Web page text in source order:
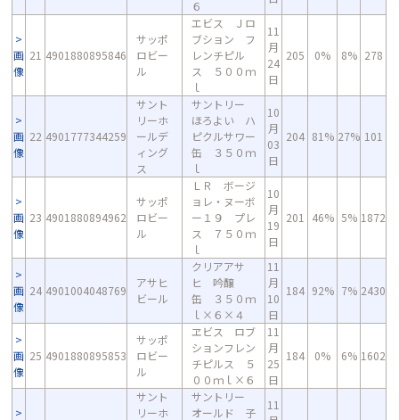
６
画
像
21 4901880895846
サッポ
ロビー
ル
エビス Ｊロ
ブション フ
レンチピル
ス ５００ｍ
ｌ
11
月
24
日
205 0% 8% 278
画
像
22 4901777344259
サント
リーホ
ールデ
ィング
ス
サントリー
ほろよい ハ
ピクルサワー
缶 ３５０ｍ
ｌ
10
月
03
日
204 81% 27% 101
画
像
23 4901880894962
サッポ
ロビー
ル
ＬＲ ボージ
ョレ・ヌーボ
ー１９ プレ
ス ７５０ｍ
ｌ
10
月
19
日
201 46% 5% 1872
画
像
24 4901004048769
アサヒ
ビール
クリアアサ
ヒ 吟醸
缶 ３５０ｍ
ｌ×６×４
11
月
10
日
184 92% 7% 2430
画
像
25 4901880895853
サッポ
ロビー
ル
ヱビス ロブ
ションフレン
チピルス ５
００ｍｌ×６
11
月
25
日
184 0% 6% 1602
サント
リーホ
サントリー
オールド 子
11